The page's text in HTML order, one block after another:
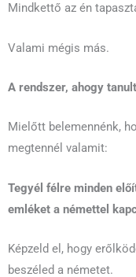
Mindkettő az én
Valami mégis más.
A rendszer, ahogy
Mielőtt belemennénk,
megtennél valamit:
Tegyél félre minden
emléket a némettel
Képzeld el, hogy
beszéled a németet.